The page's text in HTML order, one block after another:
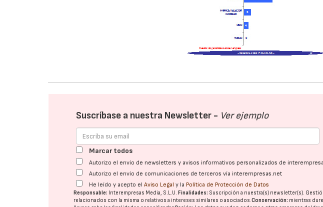
Suscríbase a nuestra Newsletter - Ver ejemplo
Marcar todos
Autorizo el envío de newsletters y avisos informativos personalizados de
Autorizo el envío de comunicaciones de terceros vía interempresas.net
He leído y acepto elAviso Legal y la Política de Protección de Datos
Responsable: Interempresas Media, S.L.U. Finalidades: Suscripción a nuestra(s) newsletter(s).
relacionados con la misma o relativos a intereses similares o asociados.Conservación: mientras